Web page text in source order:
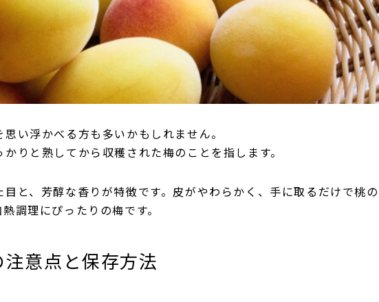
い浮かべる方も多いかもしれません。
りと熟してから収穫された梅のことを指します。
と、芳醇な香りが特徴です。皮がやわらかく、手に取るだけで桃
調理にぴったりの梅です。
意点と保存方法